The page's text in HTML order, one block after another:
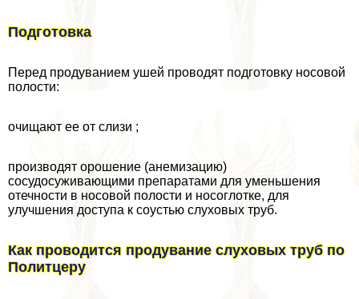
Подготовка
Перед продуванием ушей проводят подготовку носовой
полости:
очищают ее от слизи ;
производят орошение (анемизацию)
сосудосуживающими препаратами для уменьшения
отечности в носовой полости и носоглотке, для
улучшения доступа к соустью слуховых труб.
Как проводится продувание слуховых труб по
Политцеру